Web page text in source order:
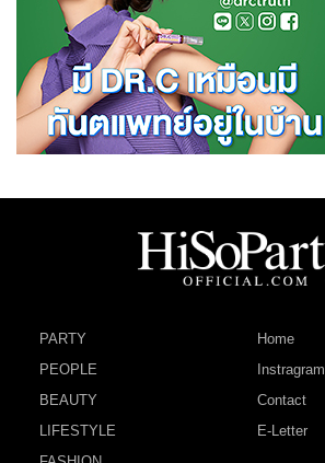
PARTY
PEOPLE
BEAUTY
LIFESTYLE
Home
Instragram
Contact
E-Letter